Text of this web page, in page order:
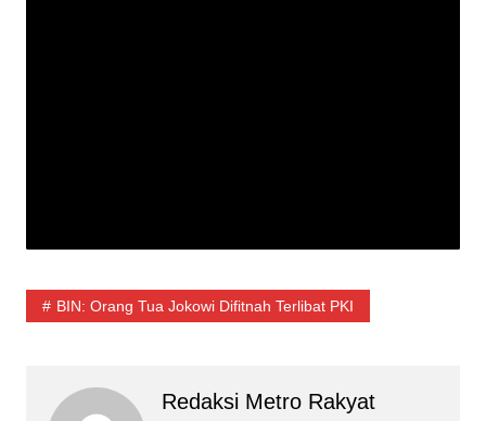
BIN: Orang Tua Jokowi Difitnah Terlibat PKI
Redaksi Metro Rakyat